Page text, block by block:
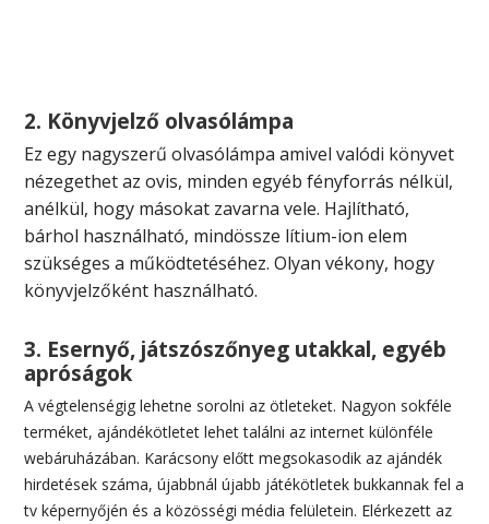
2. Könyvjelző olvasólámpa
Ez egy nagyszerű olvasólámpa amivel valódi könyvet
nézegethet az ovis, minden egyéb fényforrás nélkül,
anélkül, hogy másokat zavarna vele. Hajlítható,
bárhol használható, mindössze lítium-ion elem
szükséges a működtetéséhez. Olyan vékony, hogy
könyvjelzőként használható.
3. Esernyő, játszószőnyeg utakkal, egyéb
apróságok
A végtelenségig lehetne sorolni az ötleteket. Nagyon sokféle
terméket, ajándékötletet lehet találni az internet különféle
webáruházában. Karácsony előtt megsokasodik az ajándék
hirdetések száma, újabbnál újabb játékötletek bukkannak fel a
tv képernyőjén és a közösségi média felületein. Elérkezett az